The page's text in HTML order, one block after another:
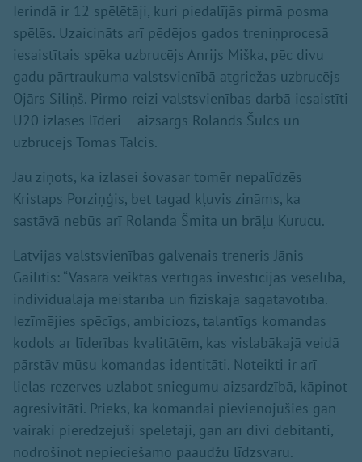
Ierindā ir 12 spēlētāji, kuri piedalījās pirmā posma
spēlēs. Uzaicināts arī pēdējos gados treniņprocesā
iesaistītais spēka uzbrucējs Anrijs Miška, pēc divu
gadu pārtraukuma valstsvienībā atgriežas uzbrucējs
Ojārs Siliņš. Pirmo reizi valstsvienības darbā iesaistīti
U20 izlases līderi – aizsargs Rolands Šulcs un
uzbrucējs Tomas Talcis.
Jau ziņots, ka izlasei šovasar tomēr nepalīdzēs
Kristaps Porziņģis, bet tagad kļuvis zināms, ka
sastāvā nebūs arī Rolanda Šmita un brāļu Kurucu.
Latvijas valstsvienības galvenais treneris Jānis
Gailītis: “Vasarā veiktas vērtīgas investīcijas veselībā,
individuālajā meistarībā un fiziskajā sagatavotībā.
Iezīmējies spēcīgs, ambiciozs, talantīgs komandas
kodols ar līderības kvalitātēm, kas vislabākajā veidā
pārstāv mūsu komandas identitāti. Noteikti ir arī
lielas rezerves uzlabot sniegumu aizsardzībā, kāpinot
agresivitāti. Prieks, ka komandai pievienojušies gan
vairāki pieredzējuši spēlētāji, gan arī divi debitanti,
nodrošinot nepieciešamo paaudžu līdzsvaru.